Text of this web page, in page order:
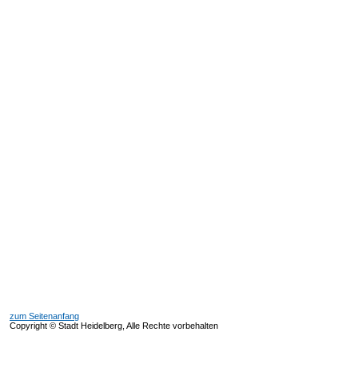
zum Seitenanfang
Copyright © Stadt Heidelberg, Alle Rechte vorbehalten